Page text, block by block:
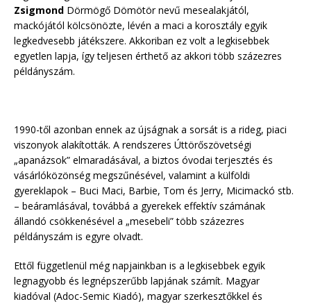
Zsigmond Dörmögő Dömötör nevű mesealakjától,
mackójától kölcsönözte, lévén a maci a korosztály egyik
legkedvesebb játékszere. Akkoriban ez volt a legkisebbek
egyetlen lapja, így teljesen érthető az akkori több százezres
példányszám.
1990-től azonban ennek az újságnak a sorsát is a rideg, piaci
viszonyok alakították. A rendszeres Úttörőszövetségi
„apanázsok” elmaradásával, a biztos óvodai terjesztés és
vásárlóközönség megszűnésével, valamint a külföldi
gyereklapok – Buci Maci, Barbie, Tom és Jerry, Micimackó stb.
– beáramlásával, továbbá a gyerekek effektív számának
állandó csökkenésével a „mesebeli” több százezres
példányszám is egyre olvadt.
Ettől függetlenül még napjainkban is a legkisebbek egyik
legnagyobb és legnépszerűbb lapjának számít. Magyar
kiadóval (Adoc-Semic Kiadó), magyar szerkesztőkkel és